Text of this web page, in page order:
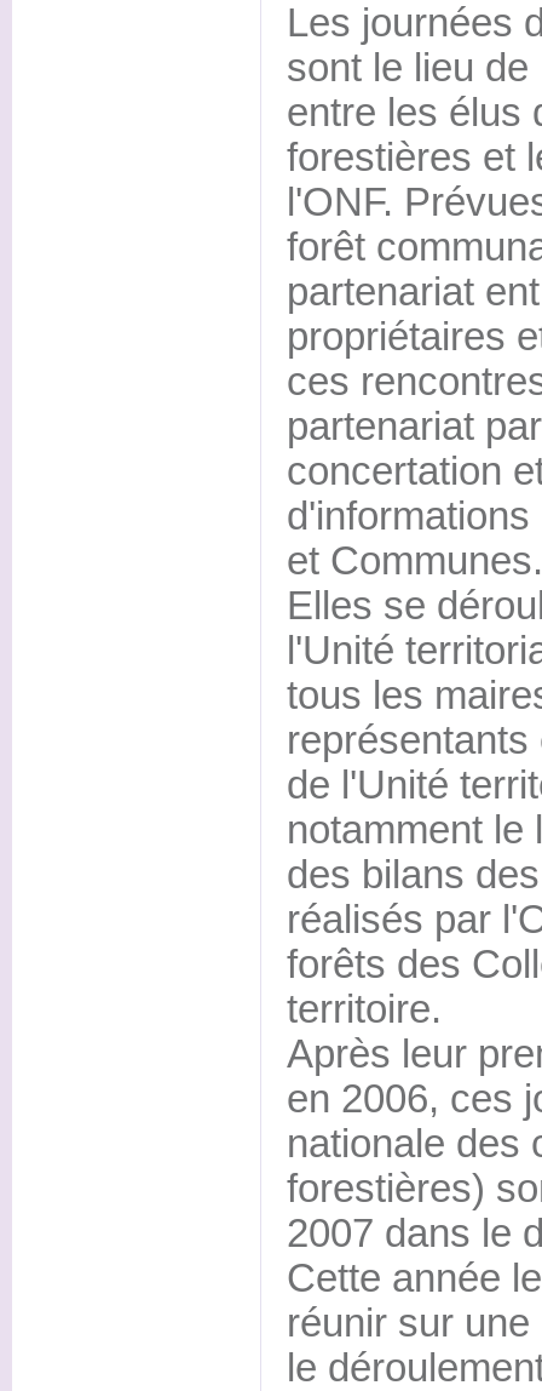
Les journées
sont le lieu
entre les élus
forestières et
l'ONF.
forêt
partenariat
propriétaires
ces
partenariat
concertation
et Communes.
Elles se
l'Unité
tous les
de l'Unité
notamment le
des bilans
réalisés par
forêts des
territoire.
Après leur
en 2006, ces
nationale des
forestières)
2007 dans le
Cette année
réunir sur
le